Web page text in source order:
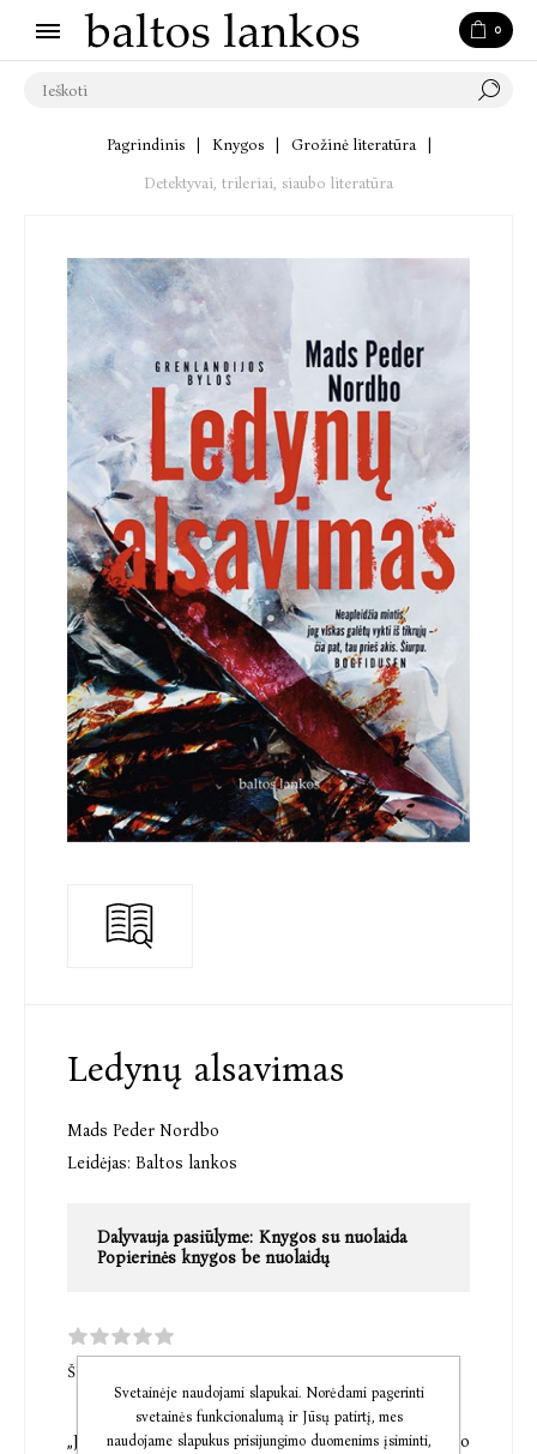
0
Pagrindinis Knygos Grožinė literatūra
Detektyvai, trileriai, siaubo literatūra
Ledynų alsavimas
Mads Peder Nordbo
Leidėjas: Baltos lankos
Dalyvauja pasiūlyme: Knygos su nuolaida
Popierinės knygos be nuolaidų
ŠI PREKĖ DAR NETURI KOMENTARŲ
„Jie skrido šalia ledyno pakraščio. Apačioje plytėjo
Svetainėje naudojami slapukai. Norėdami pagerinti
svetainės funkcionalumą ir Jūsų patirtį, mes
naudojame slapukus prisijungimo duomenims įsiminti,